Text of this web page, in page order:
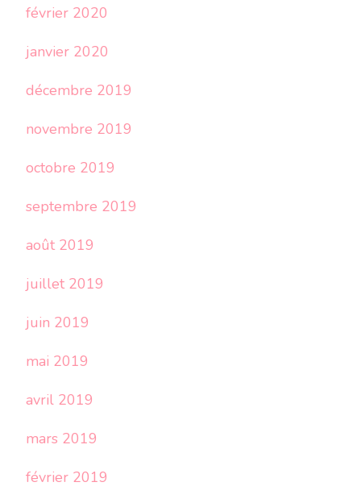
février 2020
janvier 2020
décembre 2019
novembre 2019
octobre 2019
septembre 2019
août 2019
juillet 2019
juin 2019
mai 2019
avril 2019
mars 2019
février 2019